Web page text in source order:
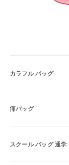
カラフル バッグ
痛バッグ
スクール バッグ 通学